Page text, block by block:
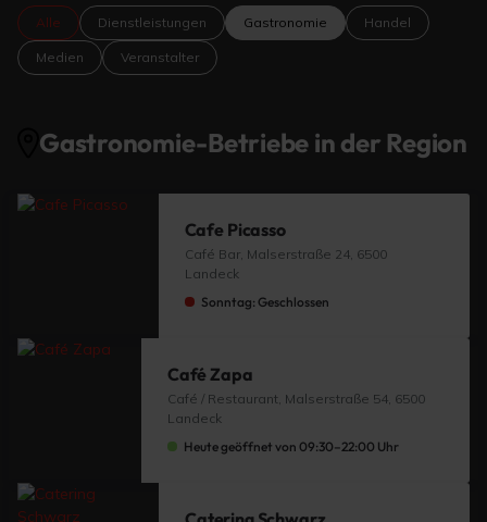
Alle Dienstleistungen Gastronomie Handel
Medien Veranstalter
Gastronomie-Betriebe in der Region
Cafe Picasso
Café Bar, Malserstraße 24, 6500
Landeck
Sonntag: Geschlossen
Café Zapa
Café / Restaurant, Malserstraße 54, 6500
Landeck
Heute geöffnet von 09:30–22:00 Uhr